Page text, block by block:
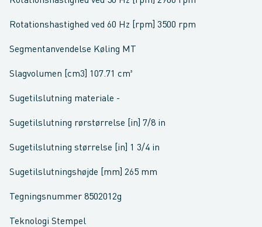
Rotationshastighed ved 60 Hz [rpm] 3500 rpm
Segmentanvendelse Køling MT
Slagvolumen [cm3] 107.71 cm³
Sugetilslutning materiale -
Sugetilslutning rørstørrelse [in] 7/8 in
Sugetilslutning størrelse [in] 1 3/4 in
Sugetilslutningshøjde [mm] 265 mm
Tegningsnummer 8502012g
Teknologi Stempel